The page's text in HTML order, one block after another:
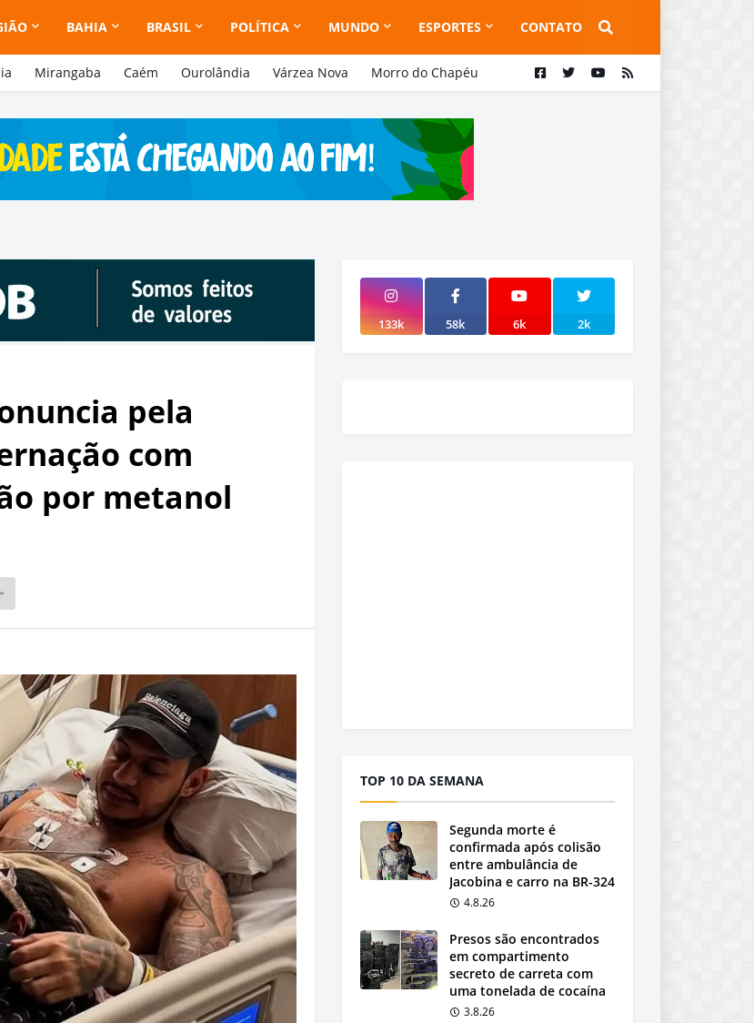
BAHIA BRASIL POLÍTICA MUNDO ESPORTES CONTATO
Mirangaba Caém Ourolândia Várzea Nova Morro do Chapéu
pela
com
por metanol
133k 58k 6k 2k
TOP 10 DA SEMANA
Segunda morte é
confirmada após colisão
entre ambulância de
Jacobina e carro na BR-324
4.8.26
Presos são encontrados
em compartimento
secreto de carreta com
uma tonelada de cocaína
3.8.26